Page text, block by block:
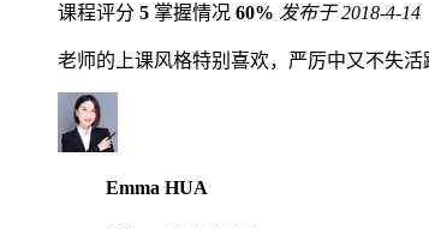
课程评分 5 掌握情况 60% 发布于 2018-4-14
老师的上课风格特别喜欢，严厉中又不失
Emma HUA